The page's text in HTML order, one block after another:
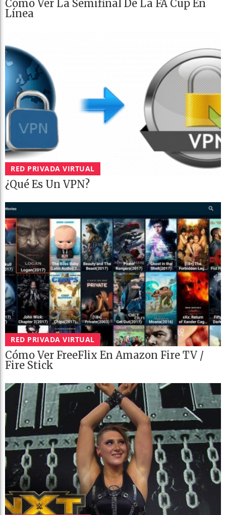
Cómo Ver La Semifinal De La FA Cup En
Línea
RED PRIVADA VIRTUAL
¿Qué Es Un VPN?
RED PRIVADA VIRTUAL
Cómo Ver FreeFlix En Amazon Fire TV /
Fire Stick